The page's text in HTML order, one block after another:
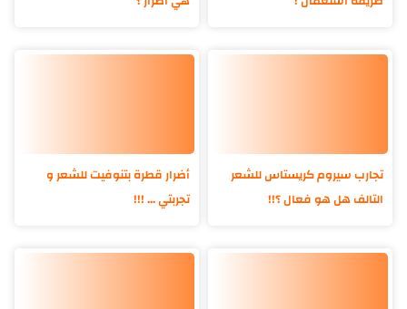
تجارب سيروم كريستاس للشعر
التالف هل هو فعال ؟!!
أضرار قطرة بتنوفيت للشعر و
تجربتي ... !!!